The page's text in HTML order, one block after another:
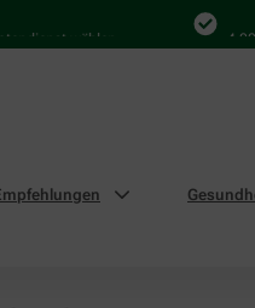
wählen 4.000